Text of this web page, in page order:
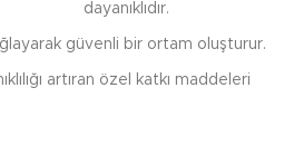
dayanıklıdır.
güvenli bir ortam oluşturur.
artıran özel katkı maddeleri